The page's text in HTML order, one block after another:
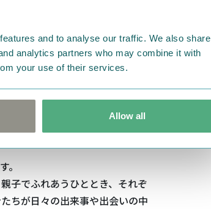
and to analyse our traffic. We also share
analytics partners who may combine it with
your use of their services.
Allow all
物語「ムーミン」が伝えてき
も訪ねてこられるようにドアに
、ありのままに受け入れてくれ
。
子でふれあうひととき、それぞ
ちが日々の出来事や出会いの中